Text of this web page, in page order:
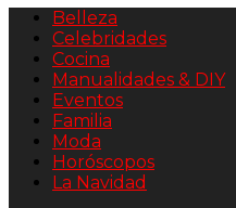
Belleza
Celebridades
Cocina
Manualidades & DIY
Eventos
Familia
Moda
Horóscopos
La Navidad